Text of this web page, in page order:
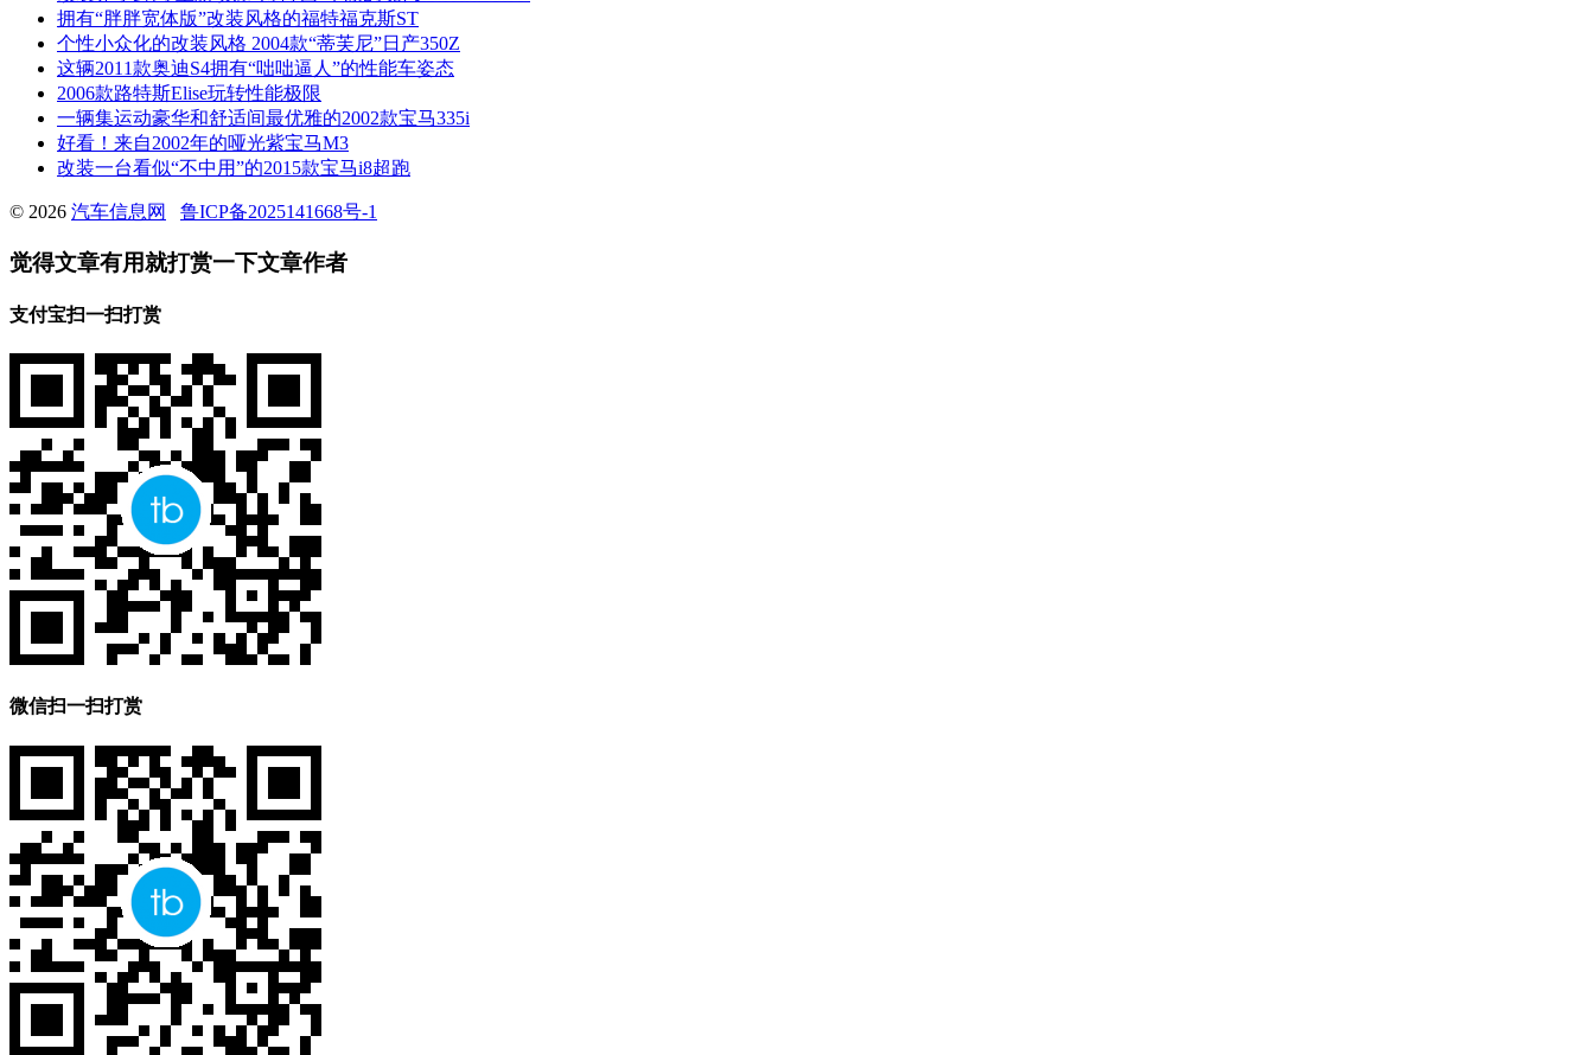
拥有“胖胖宽体版”改装风格的福特福克斯ST
个性小众化的改装风格 2004款“蒂芙尼”日产350Z
这辆2011款奥迪S4拥有“咄咄逼人”的性能车姿态
2006款路特斯Elise玩转性能极限
一辆集运动豪华和舒适间最优雅的2002款宝马335i
好看！来自2002年的哑光紫宝马M3
改装一台看似“不中用”的2015款宝马i8超跑
© 2026 汽车信息网 鲁ICP备2025141668号-1
觉得文章有用就打赏一下文章作者
支付宝扫一扫打赏
微信扫一扫打赏